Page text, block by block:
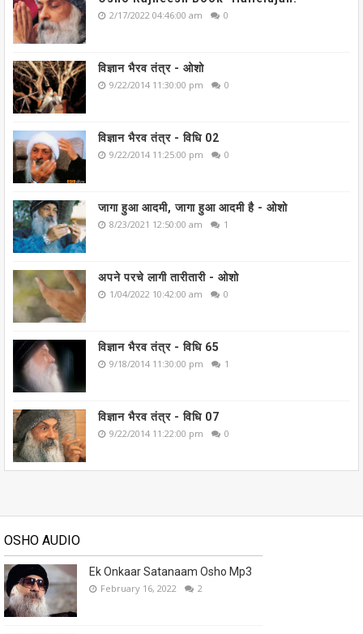
2/17/2022 04:46:00 am 0
विज्ञान भैरव तंत्र - ओशो
9/22/2014 11:30:00 pm 0
विज्ञान भैरव तंत्र - विधि 02
9/22/2014 11:25:00 pm 0
जागा हुआ आदमी, जागा हुआ आदमी है - ओशो
8/23/2021 12:50:00 am 1
अपने परचे लागी तारीतारी - ओशो
1/04/2022 10:42:00 am 0
विज्ञान भैरव तंत्र - विधि 65
9/18/2014 11:30:00 pm 1
विज्ञान भैरव तंत्र - विधि 07
9/22/2014 11:22:00 pm 0
OSHO AUDIO
Ek Onkaar Satanaam Osho Mp3
February 16, 2022 2